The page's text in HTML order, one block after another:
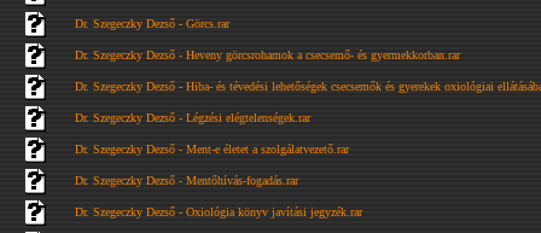
Dr. Szegeczky Dezső - Görcs.rar
Dr. Szegeczky Dezső - Heveny görcsrohamok a csecsemő- és gyermekkorban.rar
Dr. Szegeczky Dezső - Hiba- és tévedési lehetőségek csecsemők és gyerekek oxiológiai
Dr. Szegeczky Dezső - Légzési elégtelenségek.rar
Dr. Szegeczky Dezső - Ment-e életet a szolgálatvezető.rar
Dr. Szegeczky Dezső - Mentőhívás-fogadás.rar
Dr. Szegeczky Dezső - Oxiológia könyv javítási jegyzék.rar